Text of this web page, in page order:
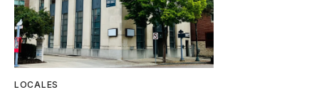
LOCALES